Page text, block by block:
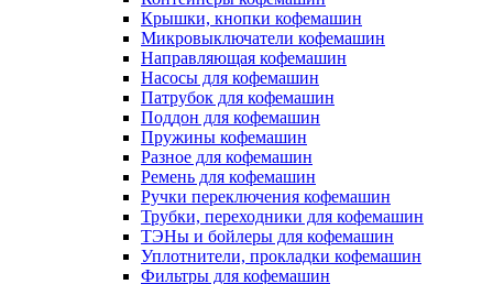
Крышки, кнопки кофемашин
Микровыключатели кофемашин
Направляющая кофемашин
Насосы для кофемашин
Патрубок для кофемашин
Поддон для кофемашин
Пружины кофемашин
Разное для кофемашин
Ремень для кофемашин
Ручки переключения кофемашин
Трубки, переходники для кофемашин
ТЭНы и бойлеры для кофемашин
Уплотнители, прокладки кофемашин
Фильтры для кофемашин